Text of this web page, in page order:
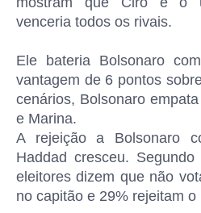
venceria todos os rivais.
Ele bateria Bolsonaro
vantagem de 6 pontos
cenários, Bolsonaro
e Marina.
A rejeição a Bolsonaro
Haddad cresceu.
eleitores dizem que não
no capitão e 29% rejeitam o